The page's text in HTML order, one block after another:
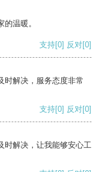
温暖。
支持[0] 反对[0]
时解决，服务态度非常
支持[0] 反对[0]
时解决，让我能够安心工